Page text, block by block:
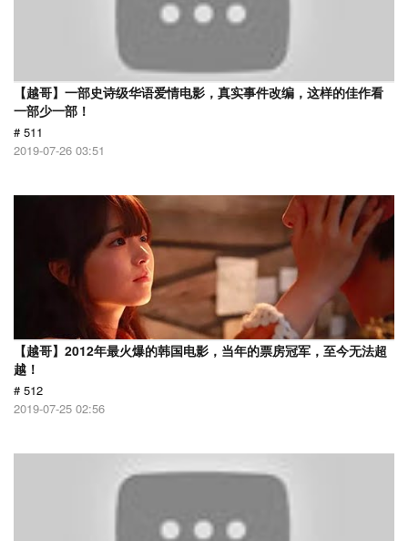
【越哥】一部史诗级华语爱情电影，真实事件改编，这样的佳作看
一部少一部！
# 511
2019-07-26 03:51
【越哥】2012年最火爆的韩国电影，当年的票房冠军，至今无法超
越！
# 512
2019-07-25 02:56